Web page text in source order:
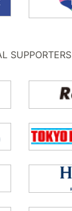
SUPPORTERS